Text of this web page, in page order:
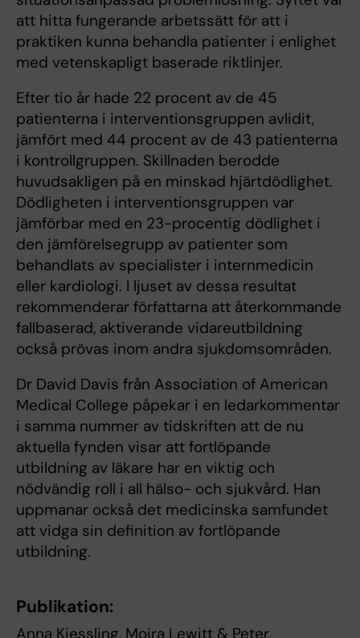
att hitta fungerande arbetssätt för att i
praktiken kunna behandla patienter i enlighet
med vetenskapligt baserade riktlinjer.
Efter tio år hade 22 procent av de 45
patienterna i interventionsgruppen avlidit,
jämfört med 44 procent av de 43 patienterna
i kontrollgruppen. Skillnaden berodde
huvudsakligen på en minskad hjärtdödlighet.
Dödligheten i interventionsgruppen var
jämförbar med en 23-procentig dödlighet i
den jämförelsegrupp av patienter som
behandlats av specialister i internmedicin
eller kardiologi. I ljuset av dessa resultat
rekommenderar författarna att återkommande
fallbaserad, aktiverande vidareutbildning
också prövas inom andra sjukdomsområden.
Dr David Davis från Association of American
Medical College påpekar i en ledarkommentar
i samma nummer av tidskriften att de nu
aktuella fynden visar att fortlöpande
utbildning av läkare har en viktig och
nödvändig roll i all hälso- och sjukvård. Han
uppmanar också det medicinska samfundet
att vidga sin definition av fortlöpande
utbildning.
Publikation:
Anna Kiessling, Moira Lewitt & Peter